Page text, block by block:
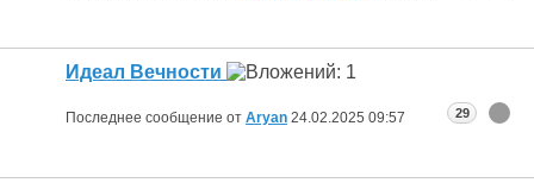
Идеал Вечности
Последнее сообщение от Aryan 24.02.2025 09:57 29